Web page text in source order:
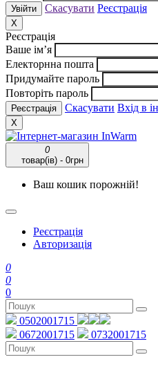
Скасувати Реєстрація
X
Реєстрація
Ваше ім’я
Електорнна пошта
Придумайте пароль
Повторіть пароль
Скасувати Вхід в
X
0
товар(ів) - 0грн
Ваш кошик порожній!
Реєстрація
Авторизація
0
0
0
0502001715
0672001715
0732001715